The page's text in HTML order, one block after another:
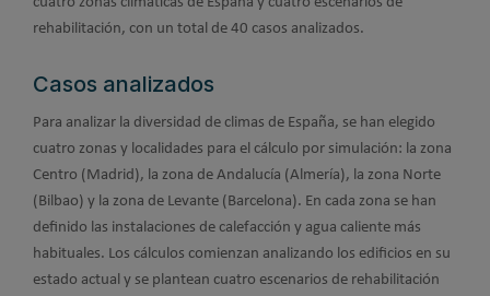
rehabilitación, con un total de 40 casos analizados.
Casos analizados
Para analizar la diversidad de climas de España, se han elegido
cuatro zonas y localidades para el cálculo por simulación: la zona
Centro (Madrid), la zona de Andalucía (Almería), la zona Norte
(Bilbao) y la zona de Levante (Barcelona). En cada zona se han
definido las instalaciones de calefacción y agua caliente más
habituales. Los cálculos comienzan analizando los edificios en su
estado actual y se plantean cuatro escenarios de rehabilitación